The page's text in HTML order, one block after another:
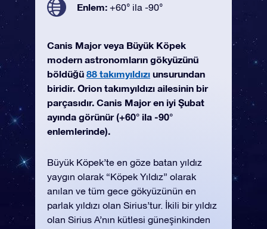
Enlem: +60° ila -90°
Canis Major veya Büyük Köpek
modern astronomların gökyüzünü
böldüğü 88 takımyıldızı unsurundan
biridir. Orion takımyıldızı ailesinin bir
parçasıdır. Canis Major en iyi Şubat
ayında görünür (+60° ila -90°
enlemlerinde).
Büyük Köpek’te en göze batan yıldız
yaygın olarak “Köpek Yıldız” olarak
anılan ve tüm gece gökyüzünün en
parlak yıldızı olan Sirius’tur. İkili bir yıldız
olan Sirius A’nın kütlesi güneşinkinden